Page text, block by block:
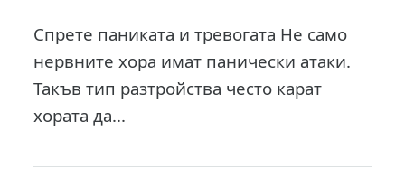
Спрете паниката и тревогата Не само
нервните хора имат панически атаки.
Такъв тип разтройства често карат
хората да...